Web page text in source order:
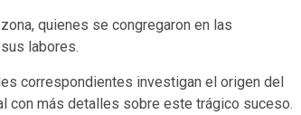
quienes se congregaron en las
labores.
correspondientes investigan el origen del
con más detalles sobre este trágico suceso.